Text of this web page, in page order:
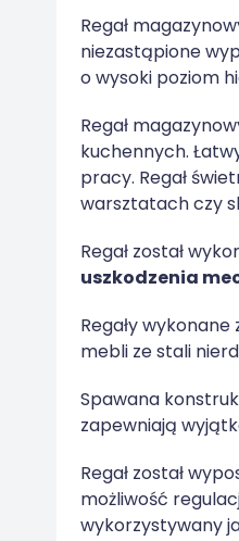
Regał
niezastąpione
o wysoki poziom
Regał
kuchennych.
pracy. Regał
warsztatach czy
Regał został
uszkodzenia
Regały
mebli ze stali
Spawana
zapewniają
Regał został
możliwość
wykorzystywany